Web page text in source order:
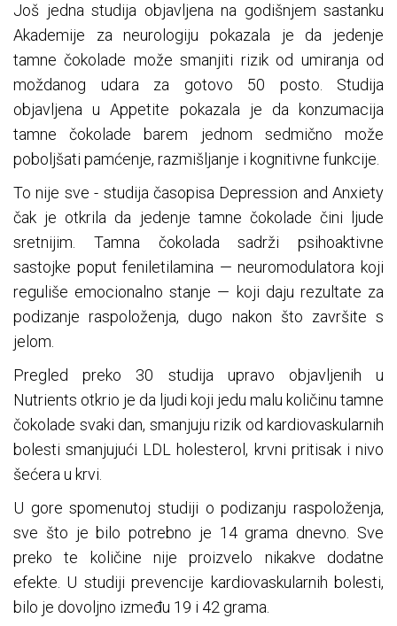
Još jedna studija objavljena na godišnjem sastanku
Akademije za neurologiju pokazala je da jedenje
tamne čokolade može smanjiti rizik od umiranja od
moždanog udara za gotovo 50 posto. Studija
objavljena u Appetite pokazala je da konzumacija
tamne čokolade barem jednom sedmično može
poboljšati pamćenje, razmišljanje i kognitivne funkcije.
To nije sve - studija časopisa Depression and Anxiety
čak je otkrila da jedenje tamne čokolade čini ljude
sretnijim. Tamna čokolada sadrži psihoaktivne
sastojke poput feniletilamina — neuromodulatora koji
reguliše emocionalno stanje — koji daju rezultate za
podizanje raspoloženja, dugo nakon što završite s
jelom.
Pregled preko 30 studija upravo objavljenih u
Nutrients otkrio je da ljudi koji jedu malu količinu tamne
čokolade svaki dan, smanjuju rizik od kardiovaskularnih
bolesti smanjujući LDL holesterol, krvni pritisak i nivo
šećera u krvi.
U gore spomenutoj studiji o podizanju raspoloženja,
sve što je bilo potrebno je 14 grama dnevno. Sve
preko te količine nije proizvelo nikakve dodatne
efekte. U studiji prevencije kardiovaskularnih bolesti,
bilo je dovoljno između 19 i 42 grama.